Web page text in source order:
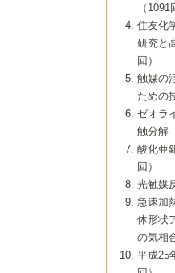
8号 若手研究
2：大学・研
8号 イオン液
8号 多機能型
8号 超臨界流
6号 第94回触
7号 サブナノ
8号 オレフィ
5号 基礎化学
6号 第92回触
7号 基礎化学
8号 資源の循
4号 ナノ材料
5号 こんな触
6号 第90回触
7号 触媒研究
8号 若い世代
3号 生体触媒
4号 水素製造
5号 触媒研究
ビナトリアル
6号 第88回触
7号 企業にお
8号 この材料
2号 第85回触
3号 反応ダイ
5号 触媒のお
6号 第86回触
7号 水素化精
8号 新しい反
クラスタ-化学
1号 孔、穴、
2号 第83回触
3号 均一系触
4号 実用炭素
5号 研究の方
7号 機能性金
8号 触媒研究
▼40巻（1998
進展と21世紀
媒学会この10
2号 第81回触
3号 計算機触
4号 触媒劣化
5号 最新の実
6号 第82回触
7号 ナノ構造
8号 あの反応
1号 均一系と
接点
2号 第79回触
3号 最新NO除
4号 新しい反
5号 反応・分
6号 第80回触
8号 AFMでみ
▼38巻（1996
1号 触媒の構
する21世紀へ
3号 オリンピ
な触媒作用を
4号 触媒作用
5号 未来を拓
6号 第78回触
7号 ダイナミ
開/C1化学を
▼37巻（1995
1号 ファイン
2号 第75回触
3号 希土類を
4号 触媒とリ
5号 エネルギ
6号 第76回触
7号 表面吸着
8号 マイクロ
▼36巻（1994
1号 電気化学
2号 第73回触
3号 C4化学の
4号 《通常号》
5号 《通常号》
6号 第74回触
▼35巻（1993
1号 工業触媒
業化まで
2号 第71回触
3号 研究開発
4号 触媒劣化
5号 環境に優
▼34巻（1992
1号 インパク
2号 第69回触
3号 ケミカル
▼33巻（1991
1号 触媒プロ
ら工業化まで
2号 第67回触
▼32巻（1990
1号 21世紀に
す―触媒化学
2号 第65回触
▼31巻（1989
1号 情報科学
▼30巻（1988
（1091
住友化
研究と
回）
触媒の
ための
ゼオラ
触分解
酸化亜
回）
光触媒
急速加
体形状
の気相
平成25